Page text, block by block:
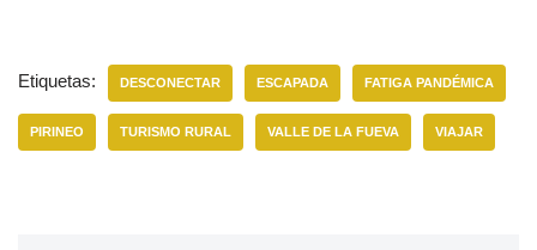
Etiquetas: DESCONECTAR ESCAPADA FATIGA PANDÉMICA
PIRINEO TURISMO RURAL VALLE DE LA FUEVA VIAJAR